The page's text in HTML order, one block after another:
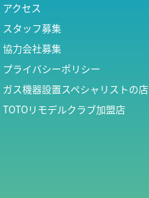
アクセス
スタッフ募集
協力会社募集
プライバシーポリシー
ガス機器設置スペシャリストの店
TOTOリモデルクラブ加盟店